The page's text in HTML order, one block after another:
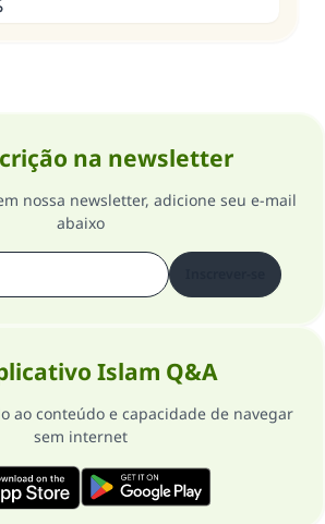
na newsletter
nossa newsletter, adicione seu e-mail
abaixo
Islam Q&A
ao conteúdo e capacidade de navegar
sem internet